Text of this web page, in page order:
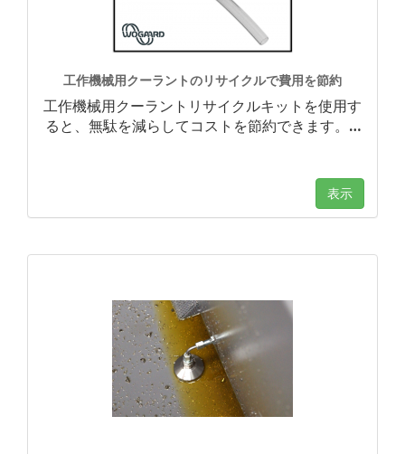
工作機械用クーラントのリサイクルで費用を節約
工作機械用クーラントリサイクルキットを使用す
ると、無駄を減らしてコストを節約できます。 …
表示